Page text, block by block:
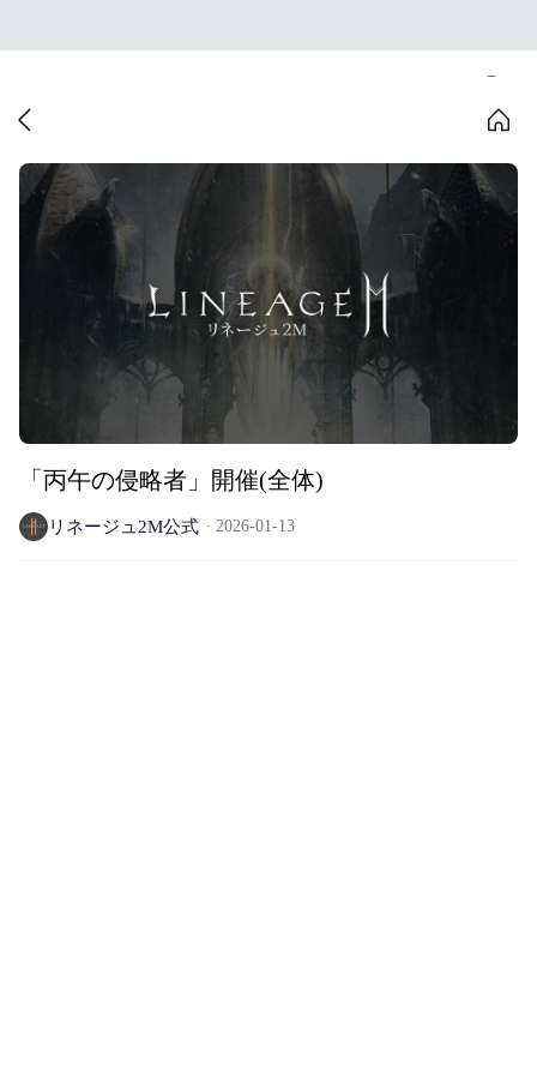
「丙午の侵略者」開催(全体)
リネージュ2M公式 2026-01-13